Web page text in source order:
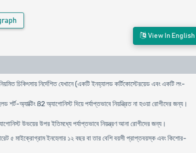
View In English
চিকিৎসায় নির্দেশিত যেখানে (একটি ইনহ্যালড কর্টিকোস্টেরয়েড এবং একটি লং-
অ্যাক্টিং ß2 অ্যাগোনিস্ট দিয়ে পর্যাপ্তভাবে নিয়ন্ত্রিত না হওয়া রোগীদের জন্য।
উভয়ের উপর ইতিমধ্যে পর্যাপ্তভাবে নিয়ন্ত্রণ আনা রোগীদের জন্য।
৫ মাইক্রোগ্রাম ইনহেলার ১২ বছর বা তার বেশি বয়সী প্রাপ্তবয়স্ক এবং কিশোর-